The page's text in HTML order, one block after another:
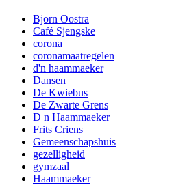
Bjorn Oostra
Café Sjengske
corona
coronamaatregelen
d'n haammaeker
Dansen
De Kwiebus
De Zwarte Grens
D n Haammaeker
Frits Criens
Gemeenschapshuis
gezelligheid
gymzaal
Haammaeker